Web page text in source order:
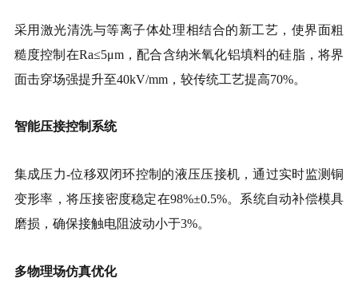
采用激光清洗与等离子体处理相结合的新工艺，使界面粗
糙度控制在Ra≤5μm，配合含纳米氧化铝填料的硅脂，将界
面击穿场强提升至40kV/mm，较传统工艺提高70%。
智能压接控制系统
集成压力-位移双闭环控制的液压压接机，通过实时监测铜
变形率，将压接密度稳定在98%±0.5%。系统自动补偿模具
磨损，确保接触电阻波动小于3%。
多物理场仿真优化